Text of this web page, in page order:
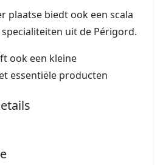
plaatse biedt ook een scala
uit de Périgord.
ook een kleine
essentiële producten